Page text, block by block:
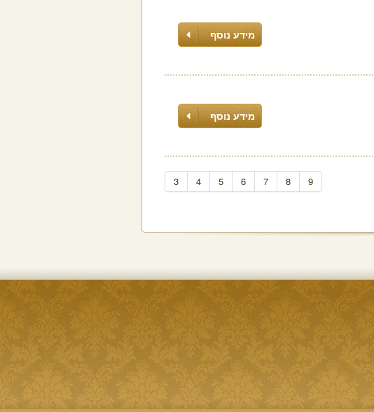
מידע נוסף
מידע נוסף
3 4 5 6 7 8 9